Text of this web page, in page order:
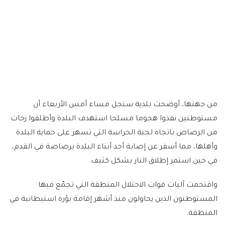
من جهتها، أوضحت بلدية سنجل مساء أمس الأربعاء أن
مستوطنين نفذوا هجوما مسلحا استهدف البلدة وأطلقوا زخات
من الرصاص باتجاه لجنة الحراسة التي تسهر على حماية البلدة
وأهلها، مما أسفر عن إصابة أحد أبناء البلدة برصاصة في القدم،
في حين استمر إطلاق النار بشكل كثيف.
واقتحمت آليات قوات الاحتلال المنطقة التي تجمّع فيها
المستوطنون الذين يحاولون منذ أشهر إقامة بؤرة استيطانية في
المنطقة.